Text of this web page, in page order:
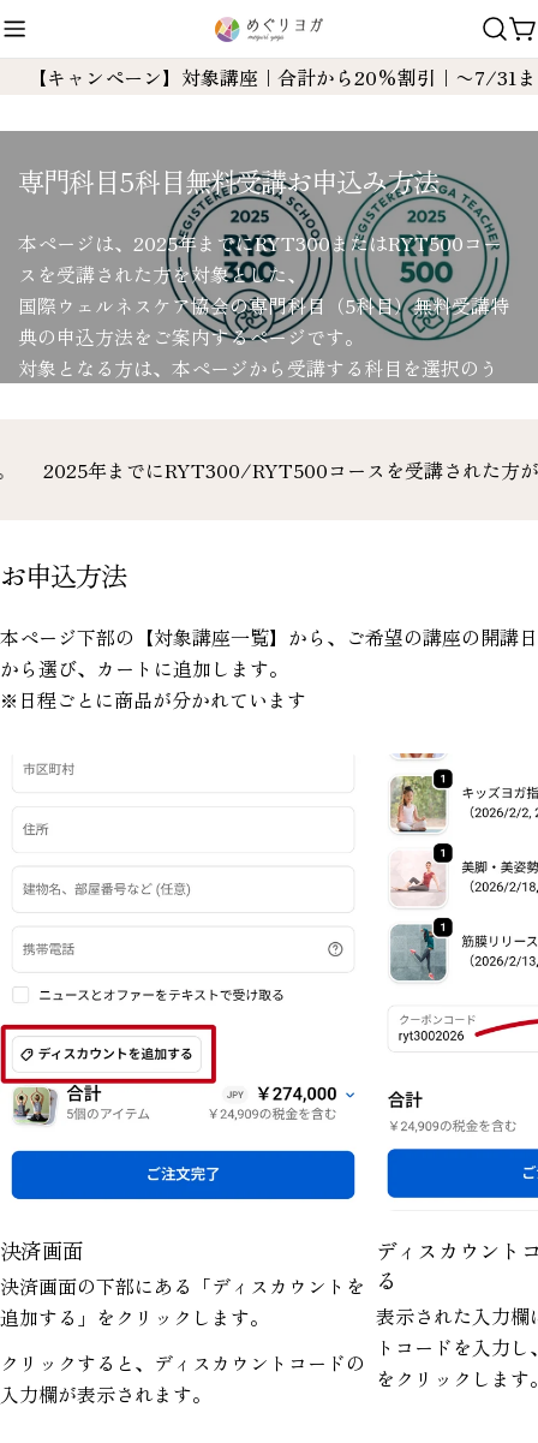
コ
ン
ツ
【キャンペーン】対象講座｜合計から20%割引｜〜7/31まで
専門科目5科目無料受講お申込み方法
本ページは、2025年までにRYT300またはRYT500コー
スを受講された方を対象とした、
国際ウェルネスケア協会の専門科目（5科目）無料受講特
典の申込方法をご案内するページです。
対象となる方は、本ページから受講する科目を選択のう
年までにRYT300/RYT500コースを受講された方が対象
お申込方法
本ページ下部の【対象講座一覧】から、ご希望の講座の開講日
から選び、カートに追加します。
※日程ごとに商品が分かれています
決済画面
決済画面の下部にある「ディスカウントを
追加する」をクリックします。
クリックすると、ディスカウントコードの
入力欄が表示されます。
ディスカウント
る
表示された入力欄
トコードを入力
をクリックします